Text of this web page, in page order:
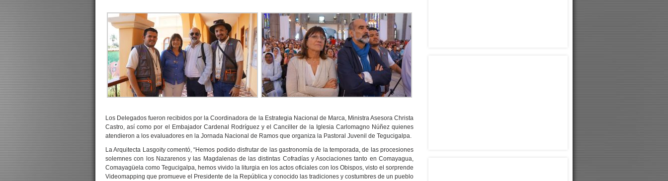
Los Delegados fueron recibidos por la Coordinadora de la Estrategia Nacional de Marca, Ministra Asesora Christa
Castro, así como por el Embajador Cardenal Rodríguez y el Canciller de la Iglesia Carlomagno Núñez quienes
atendieron a los evaluadores en la Jornada Nacional de Ramos que organiza la Pastoral Juvenil de Tegucigalpa.
La Arquitecta Lasgoity comentó, “Hemos podido disfrutar de las gastronomía de la temporada, de las procesiones
solemnes con los Nazarenos y las Magdalenas de las distintas Cofradías y Asociaciones tanto en Comayagua,
Comayagüela como Tegucigalpa, hemos vivido la liturgia en los actos oficiales con los Obispos, visto el sorprende
Videomapping que promueve el Presidente de la República y conocido las tradiciones y costumbres de un pueblo